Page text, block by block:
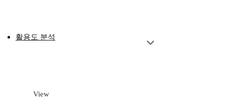
활용도 분석
View